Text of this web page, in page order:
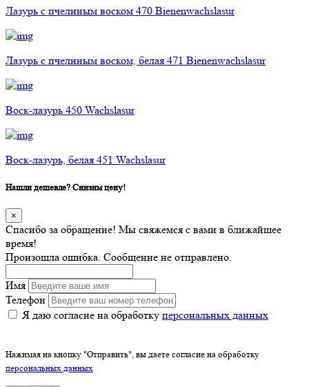
Лазурь с пчелиным воском 470 Bienenwachslasur
Лазурь с пчелиным воском, белая 471 Bienenwachslasur
Воск-лазурь 450 Wachslasur
Воск-лазурь, белая 451 Wachslasur
Нашли дешевле? Снизим цену!
×
Спасибо за обращение! Мы свяжемся с вами в ближайшее
время!
Произошла ошибка. Сообщение не отправлено.
Имя
Телефон
Я даю согласие на обработку персональных данных
Нажимая на кнопку "Отправить", вы даете согласие на обработку
персональных данных